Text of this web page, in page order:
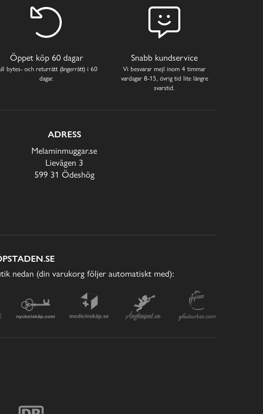
Öppet köp 60 dagar
bytes- och returrätt (ångerrätt) i 60
dagar.
Snabb kundservice
Vi besvarar mejl inom 4 timmar
vardagar 8-15, övrig tid lite längre
svarstid.
ADRESS
Melaminmuggar.se
Lievägen 3
599 31 Ödeshög
nedan (din varukorg följer automatiskt med):